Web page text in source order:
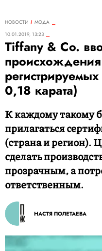
НОВОСТИ
МОДА
10.01.2019, 13:23
Tiffany & Co.
0,18 карата)
К каждому такому
прилагаться
(страна и регион).
сделать
прозрачным, а
ответственным.
НАСТЯ ПОЛЕТАЕВА